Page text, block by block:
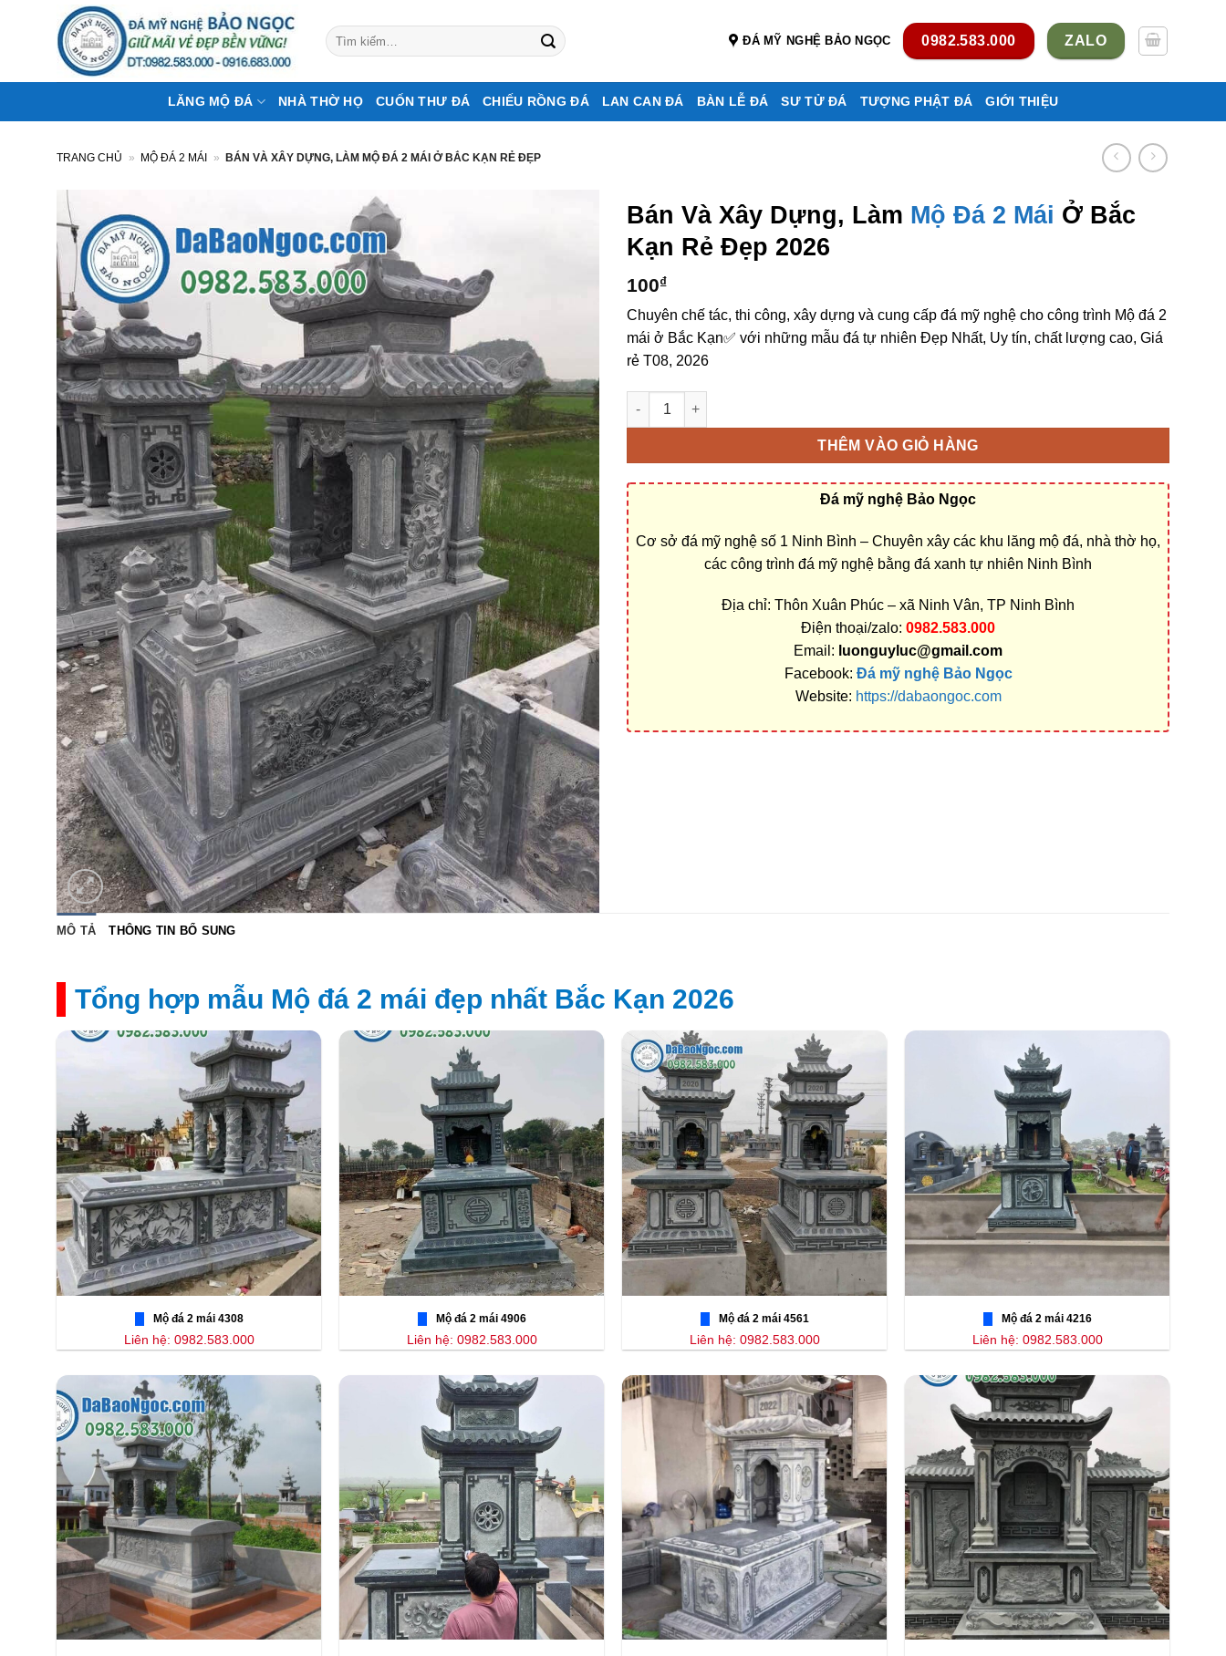
dung
Tìm
kiếm:
ĐÁ MỸ NGHỆ BẢO NGỌC 0982.583.000 ZALO
LĂNG MỘ ĐÁ NHÀ THỜ HỌ CUỐN THƯ ĐÁ CHIẾU RỒNG ĐÁ LAN CAN ĐÁ BÀN LỄ ĐÁ SƯ TỬ ĐÁ TƯỢNG PHẬT ĐÁ GIỚI THIỆU
TRANG CHỦ » MỘ ĐÁ 2 MÁI » BÁN VÀ XÂY DỰNG, LÀM MỘ ĐÁ 2 MÁI Ở BẮC KẠN RẺ ĐẸP
Bán Và Xây Dựng, Làm Mộ Đá 2 Mái Ở Bắc
Kạn Rẻ Đẹp 2026
100₫
Chuyên chế tác, thi công, xây dựng và cung cấp đá mỹ nghệ cho công trình Mộ đá 2
mái ở Bắc Kạn✅ với những mẫu đá tự nhiên Đẹp Nhất, Uy tín, chất lượng cao, Giá
rẻ T08, 2026
Bán và xây dựng, làm Mộ đá 2 mái ở Bắc Kạn rẻ đẹp số lượng
THÊM VÀO GIỎ HÀNG
Đá mỹ nghệ Bảo Ngọc
Cơ sở đá mỹ nghệ số 1 Ninh Bình – Chuyên xây các khu lăng mộ đá, nhà thờ họ,
các công trình đá mỹ nghệ bằng đá xanh tự nhiên Ninh Bình
Địa chỉ: Thôn Xuân Phúc – xã Ninh Vân, TP Ninh Bình
Điện thoại/zalo: 0982.583.000
Email: luonguyluc@gmail.com
Facebook: Đá mỹ nghệ Bảo Ngọc
Website: https://dabaongoc.com
MÔ TẢ THÔNG TIN BỔ SUNG
Tổng hợp mẫu Mộ đá 2 mái đẹp nhất Bắc Kạn 2026
Mộ đá 2 mái 4308
Liên hệ: 0982.583.000
Mộ đá 2 mái 4906
Liên hệ: 0982.583.000
Mộ đá 2 mái 4561
Liên hệ: 0982.583.000
Mộ đá 2 mái 4216
Liên hệ: 0982.583.000